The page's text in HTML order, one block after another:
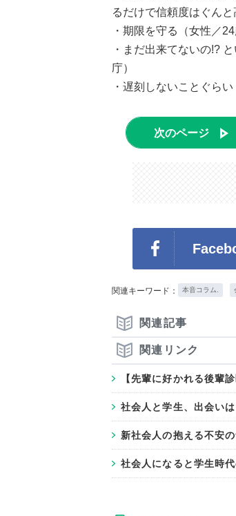
るだけで信頼度はぐん
・期限を守る（女性／
・まだ出来てないの!?
庁）
・遅刻しないことぐら
次のページ
関連キーワード： 本音コラム.
関連記事
関連リンク
【先輩に好かれる後輩
社会人と学生、出会い
新社会人の抱える不安
社会人になると学生時